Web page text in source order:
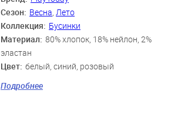
Сезон: Весна, Лето
Коллекция: Бусинки
Материал: 80% хлопок, 18% нейлон, 2%
эластан
Цвет: белый, синий, розовый
Скидка:
Пол: Девочки
Подробнее